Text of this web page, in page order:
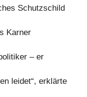
Schutzschild
Karner
– er
leidet“, erklärte